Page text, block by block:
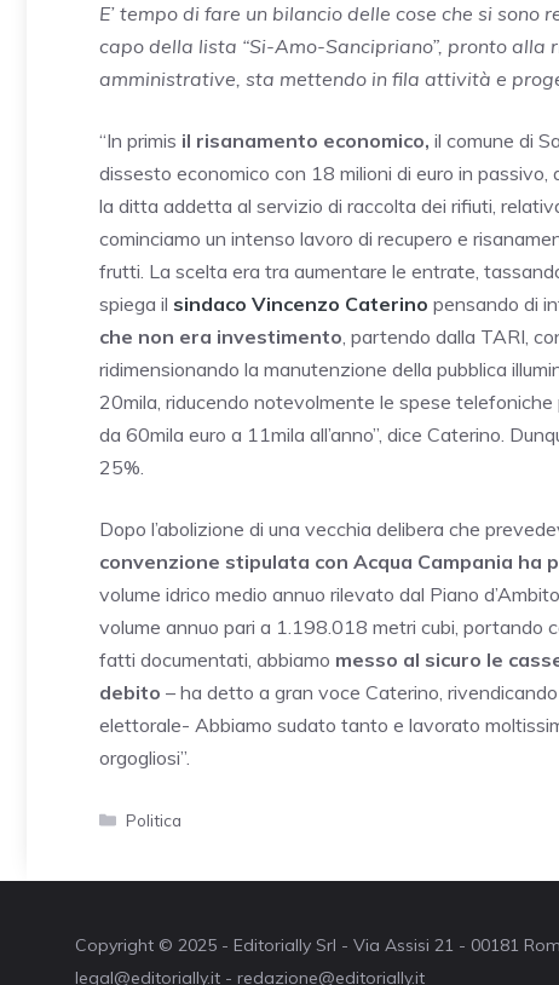
E’ tempo di fare un bilancio delle cose che si
capo della lista “Si-Amo-Sancipriano”, pronto
amministrative, sta mettendo in fila attività e
“In primis il risanamento economico, il comune di
dissesto economico con 18 milioni di euro in
la ditta addetta al servizio di raccolta dei rifiuti,
cominciamo un intenso lavoro di recupero e
frutti. La scelta era tra aumentare le entrate,
spiega il sindaco Vincenzo Caterino pensando di
che non era investimento, partendo dalla TARI,
ridimensionando la manutenzione della pubblica
20mila, riducendo notevolmente le spese
da 60mila euro a 11mila all’anno”, dice Caterino.
25%.
Dopo l’abolizione di una vecchia delibera che
convenzione stipulata con Acqua Campania
volume idrico medio annuo rilevato dal Piano
volume annuo pari a 1.198.018 metri cubi, portando
fatti documentati, abbiamo messo al sicuro le
debito – ha detto a gran voce Caterino,
elettorale- Abbiamo sudato tanto e lavorato
orgogliosi”.
Categorie
Politica
Copyright © 2025 - Editorially Srl - Via Assisi 21 - 00181
legal@editorially.it - redazione@editorially.it